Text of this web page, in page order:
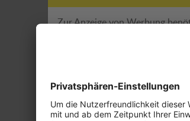
Zur Anzeige von Werbung
Detaillierte Informationen über den
erhalten Sie in unserer